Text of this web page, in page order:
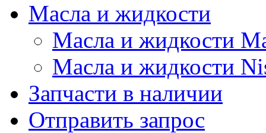
Масла и жидкости
Масла и жидкости
Масла и жидкости
Запчасти в наличии
Отправить запрос